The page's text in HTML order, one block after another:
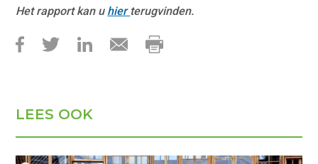
Het rapport kan u hier terugvinden.
LEES OOK